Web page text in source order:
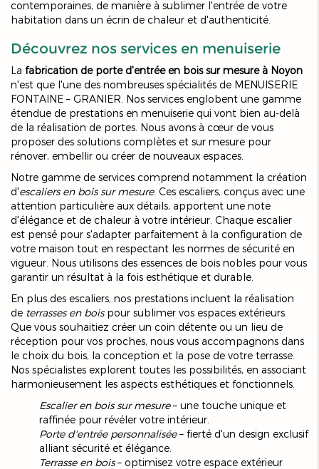
contemporaines, de manière à sublimer l'entrée de votre
habitation dans un écrin de chaleur et d'authenticité.
Découvrez nos services en menuiserie
La fabrication de porte d'entrée en bois sur mesure à Noyon
n'est que l'une des nombreuses spécialités de MENUISERIE
FONTAINE – GRANIER. Nos services englobent une gamme
étendue de prestations en menuiserie qui vont bien au-delà
de la réalisation de portes. Nous avons à cœur de vous
proposer des solutions complètes et sur mesure pour
rénover, embellir ou créer de nouveaux espaces.
Notre gamme de services comprend notamment la création
d'escaliers en bois sur mesure. Ces escaliers, conçus avec une
attention particulière aux détails, apportent une note
d'élégance et de chaleur à votre intérieur. Chaque escalier
est pensé pour s'adapter parfaitement à la configuration de
votre maison tout en respectant les normes de sécurité en
vigueur. Nous utilisons des essences de bois nobles pour vous
garantir un résultat à la fois esthétique et durable.
En plus des escaliers, nos prestations incluent la réalisation
de terrasses en boispour sublimer vos espaces extérieurs.
Que vous souhaitiez créer un coin détente ou un lieu de
réception pour vos proches, nous vous accompagnons dans
le choix du bois, la conception et la pose de votre terrasse.
Nos spécialistes explorent toutes les possibilités, en associant
harmonieusement les aspects esthétiques et fonctionnels.
Escalier en bois sur mesure– une touche unique et
raffinée pour révéler votre intérieur.
Porte d'entrée personnalisée– fierté d'un design exclusif
alliant sécurité et élégance.
Terrasse en bois– optimisez votre espace extérieur